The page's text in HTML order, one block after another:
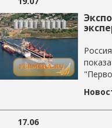
17.06